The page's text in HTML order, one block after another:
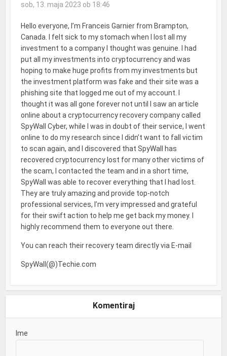
sob, 13. maja 2023 ob 18:46
Hello everyone, I’m Franceis Garnier from Brampton,
Canada. I felt sick to my stomach when I lost all my
investment to a company I thought was genuine. I had
put all my investments into cryptocurrency and was
hoping to make huge profits from my investments but
the investment platform was fake and their site was a
phishing site that logged me out of my account. I
thought it was all gone forever not until I saw an article
online about a cryptocurrency recovery company called
SpyWall Cyber, while I was in doubt of their service, I went
online to do my research since I didn’t want to fall victim
to scan again, and I discovered that SpyWall has
recovered cryptocurrency lost for many other victims of
the scam, I contacted the team and in a short time,
SpyWall was able to recover everything that I had lost.
They are truly amazing and provide top-notch
professional services, I’m very impressed and grateful
for their swift action to help me get back my money. I
highly recommend them to everyone out there.
You can reach their recovery team directly via E-mail
SpyWall(@)Techie.com
Komentiraj
Ime